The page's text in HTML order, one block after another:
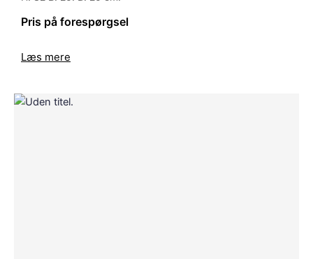
Pris på forespørgsel
Læs mere